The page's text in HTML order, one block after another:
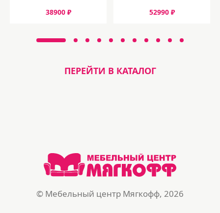
38900 ₽ 52990 ₽
ПЕРЕЙТИ В КАТАЛОГ
© Мебельный центр Мягкофф, 2026